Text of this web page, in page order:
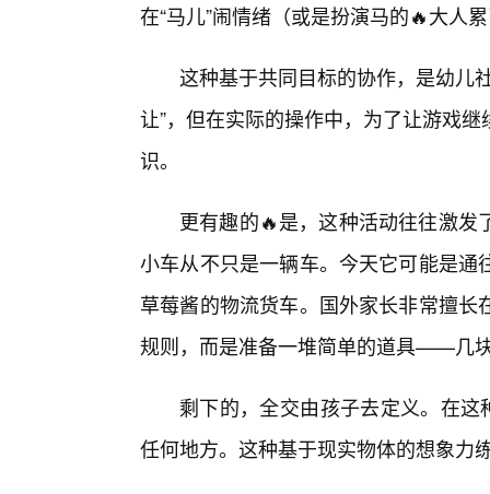
在“马儿”闹情绪（或是扮演马的🔥大人
这种基于共同目标的协作，是幼儿
让”，但在实际的操作中，为了让游戏
识。
更有趣的🔥是，这种活动往往激
小车从不只是一辆车。今天它可能是
草莓酱的物流货车。国外家长非常擅
规则，而是准备一堆简单的道具——几
剩下的，全交由孩子去定义。在这
任何地方。这种基于现实物体的想象力